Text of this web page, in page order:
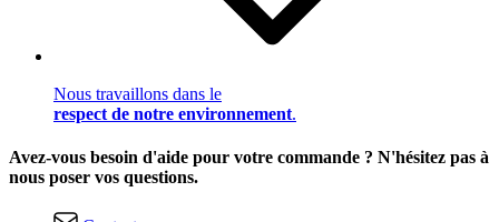
Nous travaillons dans le
respect de notre environnement.
Avez-vous besoin d'aide pour votre commande ? N'hésitez pas à
nous poser vos questions.